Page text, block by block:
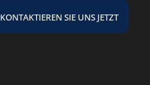
KONTAKTIEREN SIE UNS JETZT